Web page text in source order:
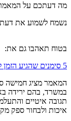
מה דעתכם על
נשמח לשמוע את
בטוח תאהבו גם את:
5 סימנים שהגיע הזמן להחליף את חברת הניקיון שלכם
המאמר מציג חמישה
במשרד, בהם ירידה
תגובה איטיים
איכות ולבחור ספק